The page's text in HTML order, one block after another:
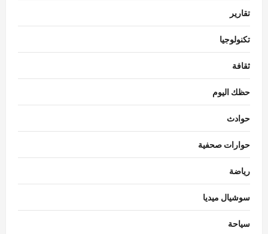
تقارير
تكنولوجيا
ثقافة
حظك اليوم
حوادث
حوارات صحفية
رياضة
سوشيال ميديا
سياحة